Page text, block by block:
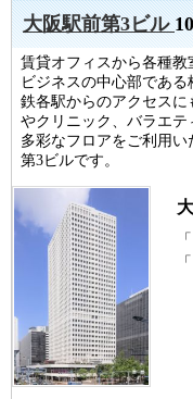
大阪駅前第3ビル
賃貸オフィスから各種
ビジネスの中心部であ
鉄各駅からのアクセス
やクリニック、バラエ
多彩なフロアをご利用
第3ビルです。
「
「